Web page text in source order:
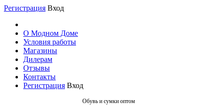
Регистрация Вход
О Модном Доме
Условия работы
Магазины
Дилерам
Отзывы
Контакты
Регистрация Вход
Обувь и сумки оптом